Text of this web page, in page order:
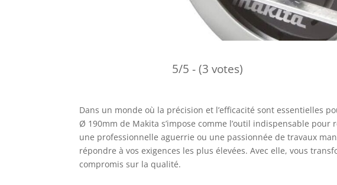
5/5 - (3 votes)
Dans un monde où la précision et l’efficacité sont essentielles
Ø 190mm de Makita s’impose comme l’outil indispensable
une professionnelle aguerrie ou une passionnée de travaux
répondre à vos exigences les plus élevées. Avec elle, vous
compromis sur la qualité.